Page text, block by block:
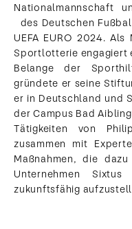
Nationalmannschaft
des Deutschen
UEFA EURO 2024.
Sportlotterie engagiert
Belange der
gründete er seine
er in Deutschland und
der Campus Bad
Tätigkeiten von
zusammen mit
Maßnahmen, die
Unternehmen
zukunftsfähig